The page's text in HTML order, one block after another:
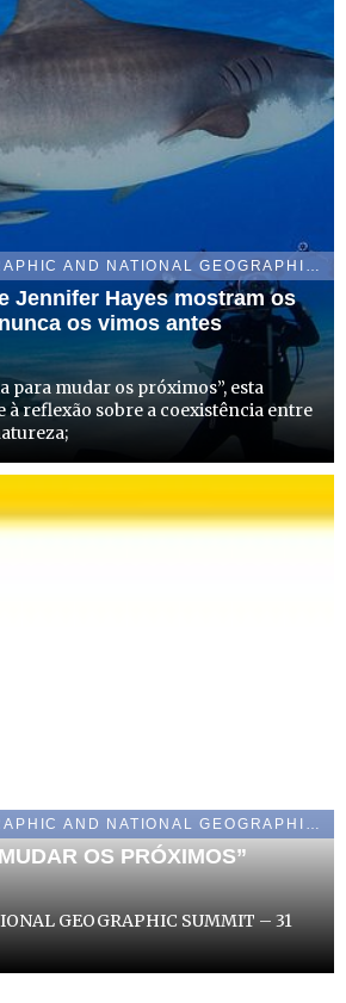
Jennifer Hayes mostram os
os vimos antes
para mudar os próximos”, esta
à reflexão sobre a coexistência entre
OS PRÓXIMOS”
GEOGRAPHIC SUMMIT – 31